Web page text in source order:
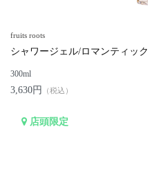
fruits roots
シャワージェル/ロマンティック
300ml
3,630円 （税込）
店頭限定